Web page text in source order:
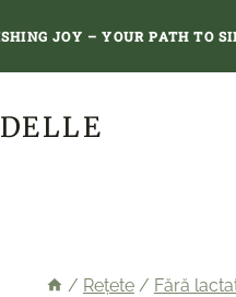
JOY – YOUR PATH TO
/ Rețete / Fără